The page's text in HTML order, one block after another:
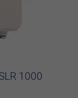
1000